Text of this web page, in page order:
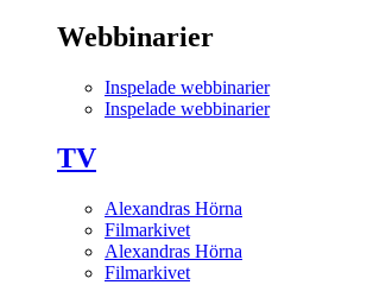
Webbinarier
Inspelade webbinarier
Inspelade webbinarier
TV
Alexandras Hörna
Filmarkivet
Alexandras Hörna
Filmarkivet